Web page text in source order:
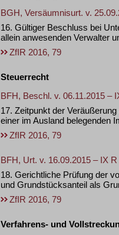
BGH, Versäumnisurt. v.
16. Gültiger Beschluss bei
allein anwesenden Verwalter
ZfIR 2016, 79
Steuerrecht
BFH, Beschl. v. 06.11.2015 –
17. Zeitpunkt der
einer im Ausland belegenden
ZfIR 2016, 79
BFH, Urt. v. 16.09.2015 – IX
18. Gerichtliche Prüfung der
und Grundstücksanteil als
ZfIR 2016, 79
Verfahrens- und